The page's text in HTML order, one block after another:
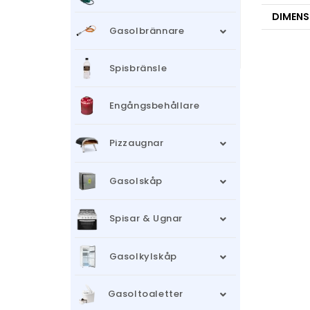
Gasolbrännare
Spisbränsle
Engångsbehållare
Pizzaugnar
Gasolskåp
Spisar & Ugnar
Gasolkylskåp
Gasoltoaletter